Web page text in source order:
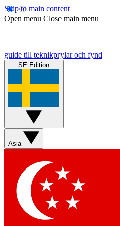
Skip to main content
Open menu Close main menu
guide till teknikprylar och fynd
SE Edition
Asia